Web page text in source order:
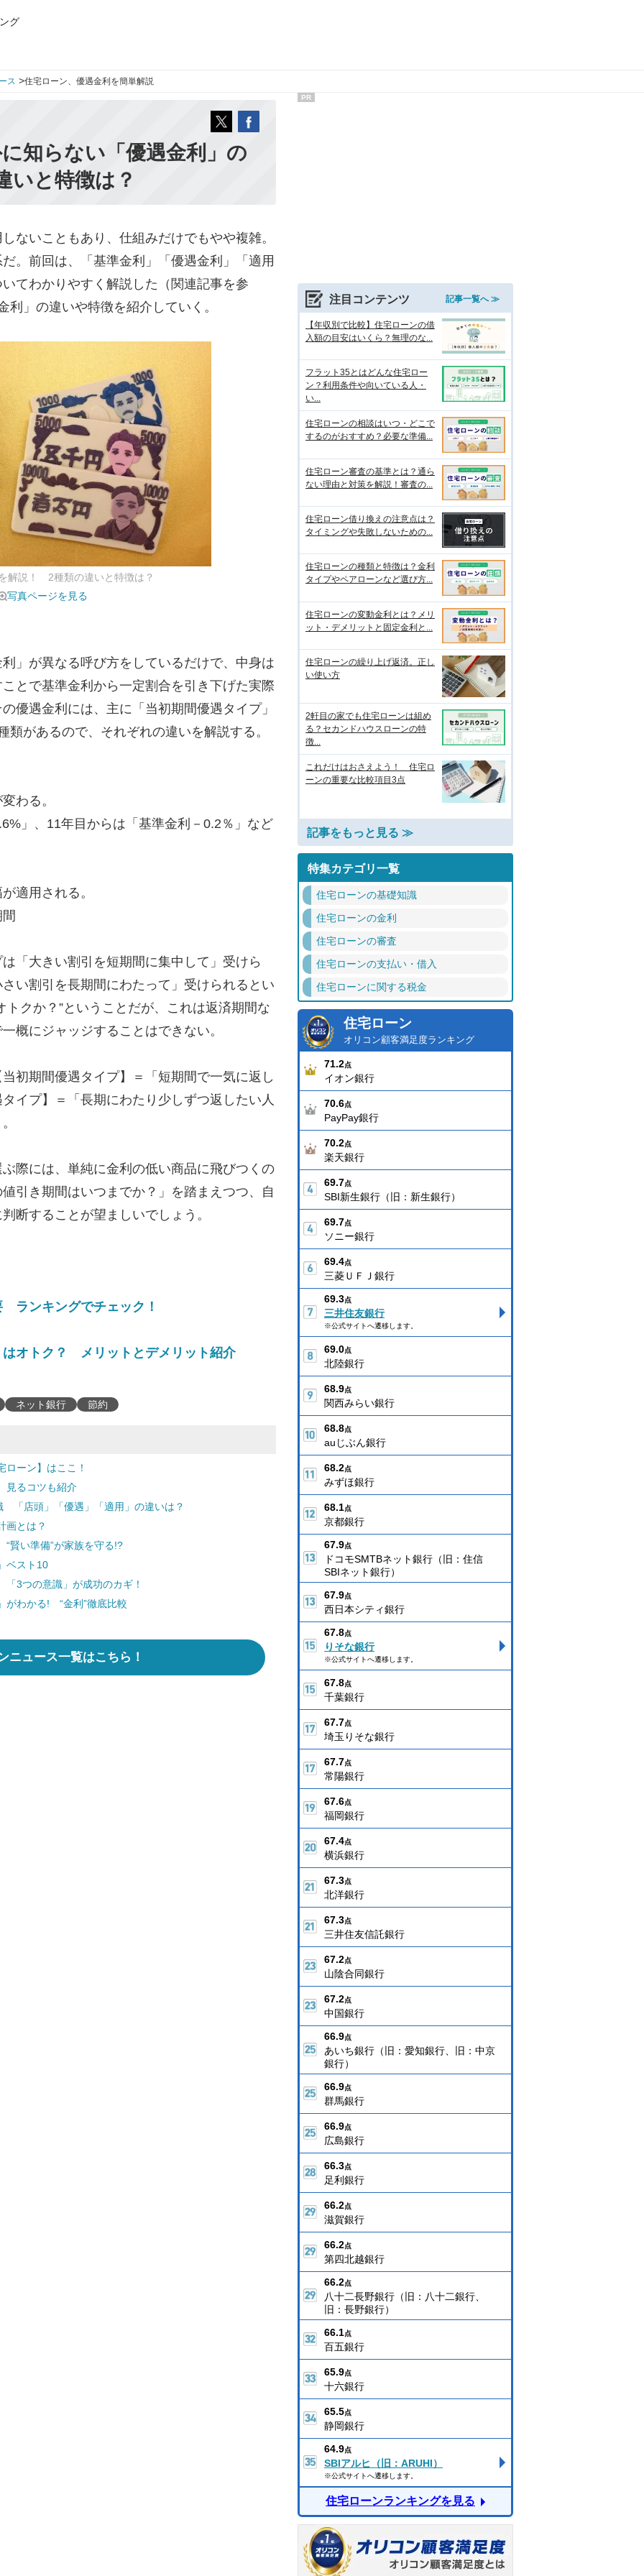
グ
ス >住宅ローン、優遇金利を簡単解説
知らない「優遇金利」の
と特徴は？
いこともあり、仕組みだけでもやや複雑。
。前回は、「基準金利」「優遇金利」「適用
てわかりやすく解説した（関連記事を参
」の違いや特徴を紹介していく。
解説！ 2種類の違いと特徴は？
写真ページを見る
」が異なる呼び方をしているだけで、中身は
とで基準金利から一定割合を引き下げた実際
優遇金利には、主に「当初期間優遇タイプ」
があるので、それぞれの違いを解説する。
わる。
」、11年目からは「基準金利－0.2％」など
適用される。
「大きい割引を短期間に集中して」受けら
い割引を長期間にわたって」受けられるとい
トクか？”ということだが、これは返済期間な
概にジャッジすることはできない。
初期間優遇タイプ】＝「短期間で一気に返し
イプ】＝「長期にわたり少しずつ返したい人
際には、単純に金利の低い商品に飛びつくの
引き期間はいつまでか？」を踏まえつつ、自
断することが望ましいでしょう。
ランキングでチェック！
はオトク？ メリットとデメリット紹介
ネット銀行 節約
ーン】はここ！
るコツも紹介
「店頭」「優遇」「適用」の違いは？
画とは？
賢い準備”が家族を守る!?
ベスト10
3つの意識」が成功のカギ！
がわかる! “金利”徹底比較
ニュース一覧はこちら！
PR
注目コンテンツ 記事一覧へ ≫
【年収別で比較】住宅ローンの借
入額の目安はいくら？無理のな...
フラット35とはどんな住宅ロー
ン？利用条件や向いている人・
い...
住宅ローンの相談はいつ・どこで
するのがおすすめ？必要な準備...
住宅ローン審査の基準とは？通ら
ない理由と対策を解説！審査の...
住宅ローン借り換えの注意点は？
タイミングや失敗しないための...
住宅ローンの種類と特徴は？金利
タイプやペアローンなど選び方...
住宅ローンの変動金利とは？メリ
ット・デメリットと固定金利と...
住宅ローンの繰り上げ返済。正し
い使い方
2軒目の家でも住宅ローンは組め
る？セカンドハウスローンの特
徴...
これだけはおさえよう！ 住宅ロ
ーンの重要な比較項目3点
記事をもっと見る ≫
特集カテゴリ一覧
住宅ローンの基礎知識
住宅ローンの金利
住宅ローンの審査
住宅ローンの支払い・借入
住宅ローンに関する税金
住宅ローン
オリコン顧客満足度ランキング
71.2点
イオン銀行
70.6点
PayPay銀行
70.2点
楽天銀行
69.7点
SBI新生銀行（旧：新生銀行）
69.7点
ソニー銀行
69.4点
三菱ＵＦＪ銀行
69.3点
三井住友銀行
※公式サイトへ遷移します。
69.0点
北陸銀行
68.9点
関西みらい銀行
68.8点
auじぶん銀行
68.2点
みずほ銀行
68.1点
京都銀行
67.9点
ドコモSMTBネット銀行（旧：住信
SBIネット銀行）
67.9点
西日本シティ銀行
67.8点
りそな銀行
※公式サイトへ遷移します。
67.8点
千葉銀行
67.7点
埼玉りそな銀行
67.7点
常陽銀行
67.6点
福岡銀行
67.4点
横浜銀行
67.3点
北洋銀行
67.3点
三井住友信託銀行
67.2点
山陰合同銀行
67.2点
中国銀行
66.9点
あいち銀行（旧：愛知銀行、旧：中京
銀行）
66.9点
群馬銀行
66.9点
広島銀行
66.3点
足利銀行
66.2点
滋賀銀行
66.2点
第四北越銀行
66.2点
八十二長野銀行（旧：八十二銀行、
旧：長野銀行）
66.1点
百五銀行
65.9点
十六銀行
65.5点
静岡銀行
64.9点
SBIアルヒ（旧：ARUHI）
※公式サイトへ遷移します。
住宅ローンランキングを見る